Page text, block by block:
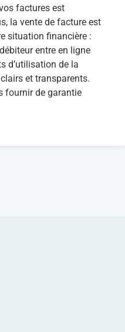
factures est
la vente de facture est
situation financière :
entre en ligne
d’utilisation de la
et transparents.
fournir de garantie